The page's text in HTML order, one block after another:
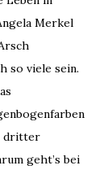
Merkel
so viele sein.
dritter
geht’s bei